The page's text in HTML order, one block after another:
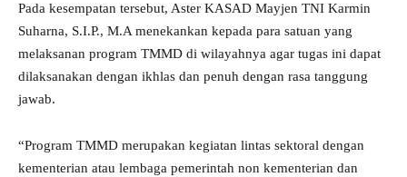
Pada kesempatan tersebut, Aster KASAD Mayjen TNI Karmin
Suharna, S.I.P., M.A menekankan kepada para satuan yang
melaksanan program TMMD di wilayahnya agar tugas ini dapat
dilaksanakan dengan ikhlas dan penuh dengan rasa tanggung
jawab.
“Program TMMD merupakan kegiatan lintas sektoral dengan
kementerian atau lembaga pemerintah non kementerian dan